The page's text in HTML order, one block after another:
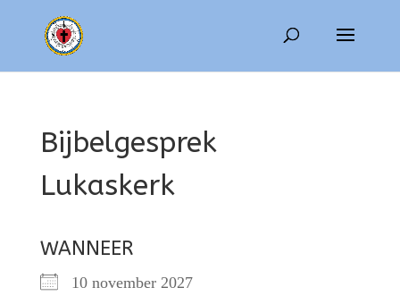
Bijbelgesprek
Lukaskerk
WANNEER
10 november 2027